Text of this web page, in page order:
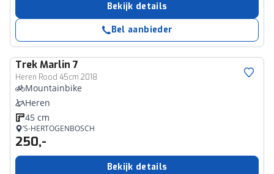
Bekijk details
Bel aanbieder
TrekMarlin 7
Heren Rood 45cm 2018
Mountainbike
Heren
45 cm
’S-HERTOGENBOSCH
250,-
Bekijk details